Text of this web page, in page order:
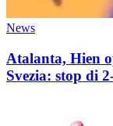
News
Atalanta, Hien
Svezia: stop di